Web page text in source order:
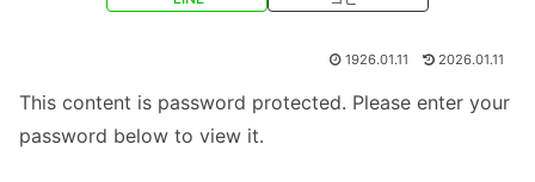
1926.01.11 2026.01.11
This content is password protected. Please enter your
password below to view it.